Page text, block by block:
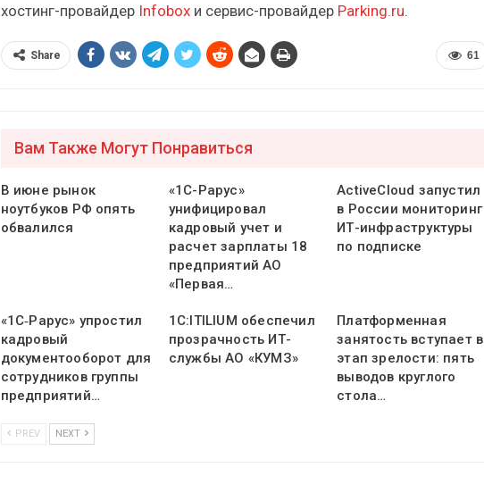
хостинг-провайдер Infoboxи сервис-провайдер Parking.ru.
61
Share
Вам Также Могут Понравиться
В июне рынок
ноутбуков РФ опять
обвалился
«1С-Рарус»
унифицировал
кадровый учет и
расчет зарплаты 18
предприятий АО
«Первая…
ActiveCloud запустил
в России мониторинг
ИТ-инфраструктуры
по подписке
«1С‑Рарус» упростил
кадровый
документооборот для
сотрудников группы
предприятий…
1С:ITILIUM обеспечил
прозрачность ИТ-
службы АО «КУМЗ»
Платформенная
занятость вступает в
этап зрелости: пять
выводов круглого
стола…
PREV NEXT